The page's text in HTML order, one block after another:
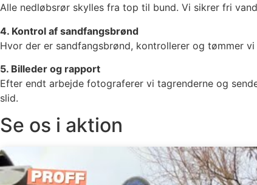
Alle nedløbsrør skylles fra top til bund. Vi sikrer fri
4. Kontrol af sandfangsbrønd
Hvor der er sandfangsbrønd, kontrollerer og tømmer
5. Billeder og rapport
Efter endt arbejde fotograferer vi tagrenderne og
slid.
Se os i aktion